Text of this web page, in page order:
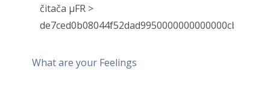
čitača μFR >
de7ced0b08044f52dad9950000000000000cb
What are your Feelings